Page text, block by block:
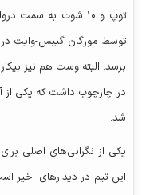
شد.
یکی از نگرانی‌های اصلی
این تیم در دیدارهای اخیر